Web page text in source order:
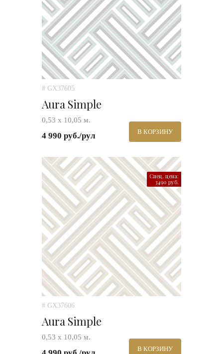
# GX37605
Aura Simple
0,53 х 10,05 м.
4 990 руб./рул В КОРЗИНУ
Спец. цена:
3490 руб.
# GX37606
Aura Simple
0,53 х 10,05 м.
В КОРЗИНУ